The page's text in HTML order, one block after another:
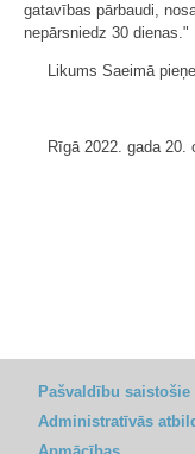
gatavības pārbaudi,
nepārsniedz 30 dienas."
Likums Saeimā
Rīgā 2022. gada 20.
Pašvaldību
Administratīvās